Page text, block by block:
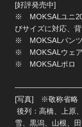
[好評発売中]
※ MOKSALユニ
びサイズに対応、
※ MOKSAL
※ MOKSALウ
※ MOKSAL
[写真] ※敬称省
後列：高橋、上原
雪、黒潟、山根、